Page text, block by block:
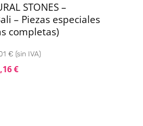
STONES –
– Piezas especiales
completas)
€ (sin IVA)
€